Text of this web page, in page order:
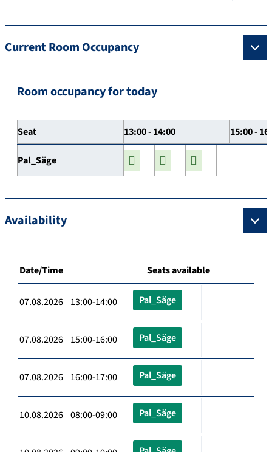
Current Room Occupancy
Room occupancy for today
Seat 13:00 - 14:00 15:00 -
Pal_Säge
Availability
Date/Time Seats available
07.08.2026 13:00-14:00 Pal_Säge
07.08.2026 15:00-16:00 Pal_Säge
07.08.2026 16:00-17:00 Pal_Säge
10.08.2026 08:00-09:00 Pal_Säge